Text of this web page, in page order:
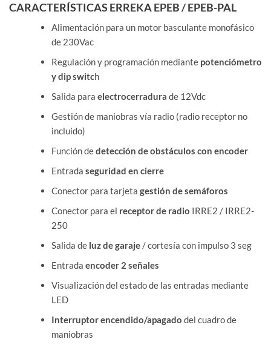
CARACTERÍSTICAS ERREKA EPEB / EPEB-PAL
Alimentación para un motor basculante monofásico
de 230Vac
Regulación y programación mediante potenciómetro
y dip switch
Salida para electrocerradura de 12Vdc
Gestión de maniobras vía radio (radio receptor no
incluido)
Función dedetección de obstáculos con encoder
Entrada seguridad en cierre
Conector para tarjeta gestión de semáforos
Conector para el receptor de radio IRRE2 / IRRE2-
250
Salida de luz de garaje/ cortesía con impulso 3 seg
Entrada encoder 2 señales
Visualización del estado de las entradas mediante
LED
Interruptor encendido/apagado del cuadro de
maniobras